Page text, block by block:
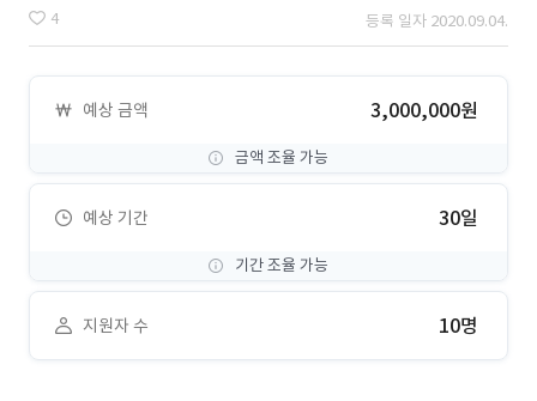
4 등록 일자 2020.09.04.
예상 금액 3,000,000원
금액 조율 가능
예상 기간 30일
기간 조율 가능
지원자 수 10명